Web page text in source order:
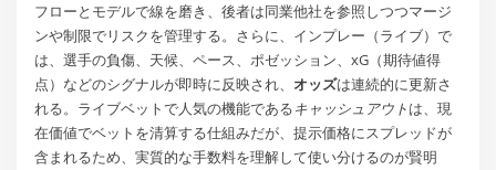
フローとモデルで線を磨き、後者は同業他社を参照しつつマージ
ンや制限でリスクを管理する。さらに、インプレー（ライブ）で
は、選手の負傷、天候、ペース、ポゼッション、xG（期待値得
点）などのシグナルが即時に反映され、 オッズは連続的に更新さ
れる。ライブベットで人気の機能であるキャッシュアウトは、現
在価値でベットを清算する仕組みだが、提示価格にスプレッドが
含まれるため、実質的な手数料を理解して使い分けるのが賢明